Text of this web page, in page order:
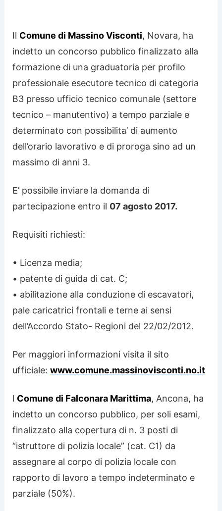
Il Comune di Massino Visconti, Novara, ha
indetto un concorso pubblico finalizzato alla
formazione di una graduatoria per profilo
professionale esecutore tecnico di categoria
B3 presso ufficio tecnico comunale (settore
tecnico – manutentivo) a tempo parziale e
determinato con possibilita’ di aumento
dell’orario lavorativo e di proroga sino ad un
massimo di anni 3.
E’ possibile inviare la domanda di
partecipazione entro il 07 agosto 2017.
Requisiti richiesti:
• Licenza media;
• patente di guida di cat. C;
• abilitazione alla conduzione di escavatori,
pale caricatrici frontali e terne ai sensi
dell’Accordo Stato- Regioni del 22/02/2012.
Per maggiori informazioni visita il sito
ufficiale:www.comune.massinovisconti.no.it
l Comune di Falconara Marittima, Ancona, ha
indetto un concorso pubblico, per soli esami,
finalizzato alla copertura di n. 3 posti di
“istruttore di polizia locale” (cat. C1) da
assegnare al corpo di polizia locale con
rapporto di lavoro a tempo indeterminato e
parziale (50%).